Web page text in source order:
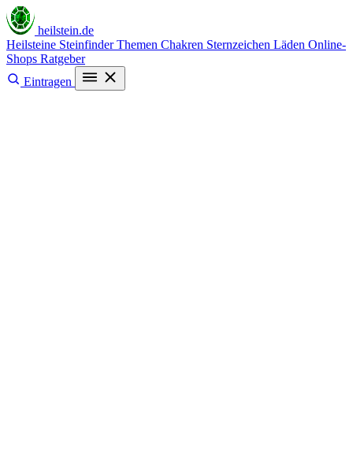
heilstein.de
Heilsteine SteinfinderThemen Chakren Sternzeichen Läden Online-
Shops Ratgeber
Eintragen